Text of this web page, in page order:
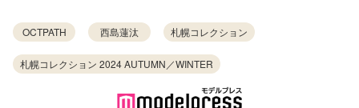
OCTPATH 西島蓮汰 札幌コレクション
札幌コレクション 2024 AUTUMN／WINTER